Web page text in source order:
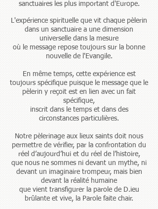
sanctuaires les plus important d'Europe.
L'expérience spirituelle que vit chaque pèlerin
dans un sanctuaire a une dimension
universelle dans la mesure
où le message repose toujours sur la bonne
nouvelle de l'Evangile.
En même temps, cette expérience est
toujours spécifique puisque le message que le
pèlerin y reçoit est en lien avec un fait
spécifique,
inscrit dans le temps et dans des
circonstances particulières.
Notre pèlerinage aux lieux saints doit nous
permettre de vérifier, par la confrontation du
réel d’aujourd’hui et du réel de l’histoire,
que nous ne sommes ni devant un mythe, ni
devant un imaginaire trompeur, mais bien
devant la réalité humaine
que vient transfigurer la parole de D.ieu
brûlante et vive, la Parole faite chair.